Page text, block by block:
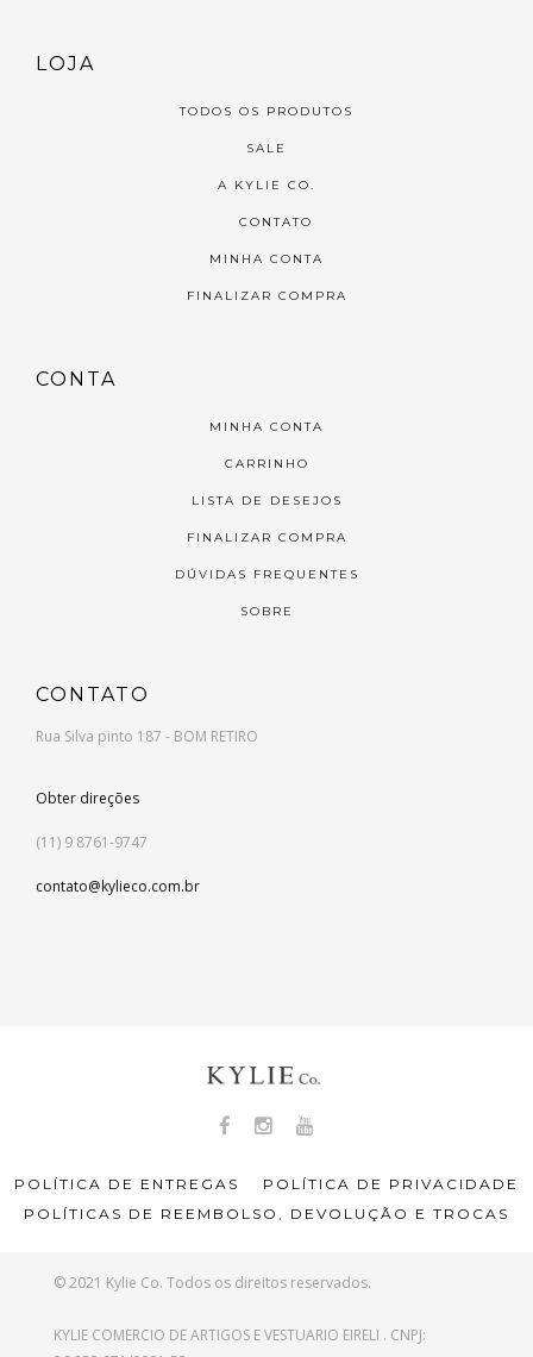
LOJA
TODOS OS PRODUTOS
SALE
A KYLIE CO.
CONTATO
MINHA CONTA
FINALIZAR COMPRA
CONTA
MINHA CONTA
CARRINHO
LISTA DE DESEJOS
FINALIZAR COMPRA
DÚVIDAS FREQUENTES
SOBRE
CONTATO
Rua Silva pinto 187 - BOM RETIRO
Obter direções
(11) 9 8761-9747
contato@kylieco.com.br
POLÍTICA DE ENTREGAS
POLÍTICA DE PRIVACIDADE
POLÍTICAS DE REEMBOLSO, DEVOLUÇÃO E TROCAS
© 2021 Kylie Co. Todos os direitos reservados.
KYLIE COMERCIO DE ARTIGOS E VESTUARIO EIRELI . CNPJ: